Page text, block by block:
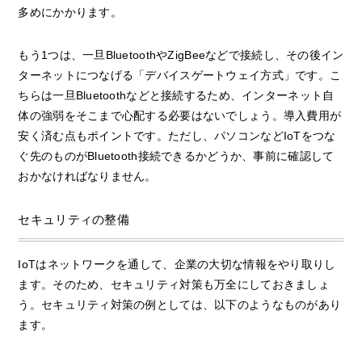
多めにかかります。
もう1つは、一旦BluetoothやZigBeeなどで接続し、その後イン
ターネットにつなげる「デバイスゲートウェイ方式」です。こ
ちらは一旦Bluetoothなどと接続するため、インターネット自
体の強弱をそこまで心配する必要はないでしょう。導入費用が
安く済む点もポイントです。ただし、パソコンなどIoTをつな
ぐ先のものがBluetooth接続できるかどうか、事前に確認して
おかなければなりません。
セキュリティの整備
IoTはネットワークを通して、企業の大切な情報をやり取りし
ます。そのため、セキュリティ対策も万全にしておきましょ
う。セキュリティ対策の例としては、以下のようなものがあり
ます。